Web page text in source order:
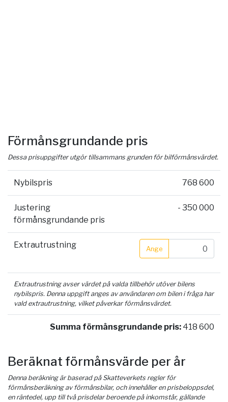
Förmånsgrundande pris
Dessa prisuppgifter utgör tillsammans grunden för bilförmånsvärdet.
Nybilspris 768 600
Justering
förmånsgrundande pris
- 350 000
Extrautrustning Ange
Extrautrustning avser värdet på valda tillbehör utöver bilens
nybilspris. Denna uppgift anges av användaren om bilen i fråga har
vald extrautrustning, vilket påverkar förmånsvärdet.
Summa förmånsgrundande pris: 418 600
Beräknat förmånsvärde per år
Denna beräkning är baserad på Skatteverkets regler för
förmånsberäkning av förmånsbilar, och innehåller en prisbeloppsdel,
en räntedel, upp till två prisdelar beroende på inkomstår, gällande